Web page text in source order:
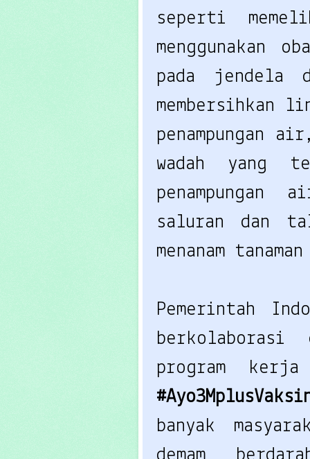
seperti
menggunakan
pada jendela
membersihkan
penampungan
wadah yang
saluran dan
menanam
Pemerintah
berkolaborasi
program
banyak